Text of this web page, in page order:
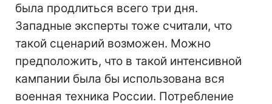
была продлиться всего три дня.
Западные эксперты тоже считали, что
такой сценарий возможен. Можно
предположить, что в такой интенсивной
кампании была бы использована вся
военная техника России. Потребление